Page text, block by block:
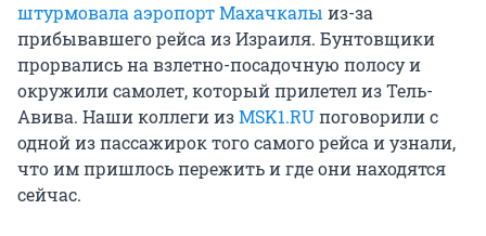
штурмовала аэропорт Махачкалы из-за
прибывавшего рейса из Израиля. Бунтовщики
прорвались на взлетно-посадочную полосу и
окружили самолет, который прилетел из Тель-
Авива. Наши коллеги изMSK1.RUпоговорили с
одной из пассажирок того самого рейса и узнали,
что им пришлось пережить и где они находятся
сейчас.